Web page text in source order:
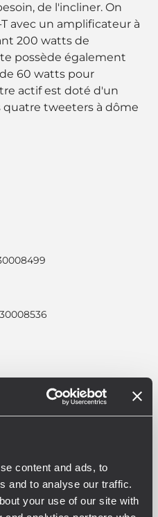
content and ads, to
and to analyse our traffic.
your use of our site with
de l'incliner. On
avec un amplificateur à
200 watts de
possède également
60 watts pour
actif est doté d'un
tweeters à dôme